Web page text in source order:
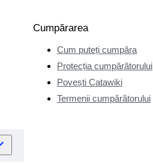
Cumpărarea
Cum puteți cumpăra
Protecția cumpărătorului
Povești Catawiki
Termenii cumpărătorului